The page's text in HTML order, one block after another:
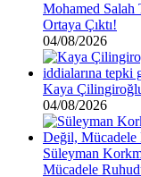
Mohamed Salah
Ortaya Çıktı!
04/08/2026
Kaya
04/08/2026
Süleyman
Mücadele